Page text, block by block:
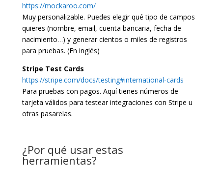
https://mockaroo.com/
Muy personalizable. Puedes elegir qué tipo de campos
quieres (nombre, email, cuenta bancaria, fecha de
nacimiento…) y generar cientos o miles de registros
para pruebas. (En inglés)
Stripe Test Cards
https://stripe.com/docs/testing#international-cards
Para pruebas con pagos. Aquí tienes números de
tarjeta válidos para testear integraciones con Stripe u
otras pasarelas.
¿Por qué usar estas
herramientas?